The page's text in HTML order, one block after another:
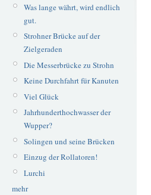
Was lange währt, wird endlich
gut.
Strohner Brücke auf der
Zielgeraden
Die Messerbrücke zu Strohn
Keine Durchfahrt für Kanuten
Viel Glück
Jahrhunderthochwasser der
Wupper?
Solingen und seine Brücken
Einzug der Rollatoren!
Lurchi
mehr